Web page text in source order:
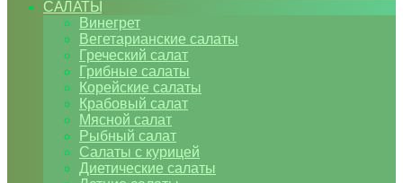
САЛАТЫ
Винегрет
Вегетарианские салаты
Греческий салат
Грибные салаты
Корейские салаты
Крабовый салат
Мясной салат
Рыбный салат
Салаты с курицей
Диетические салаты